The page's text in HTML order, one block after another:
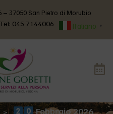
– 37050 San Pietro di Morubio
Tel: 045 7144006 Italiano ▼
>
Febbraio 2026